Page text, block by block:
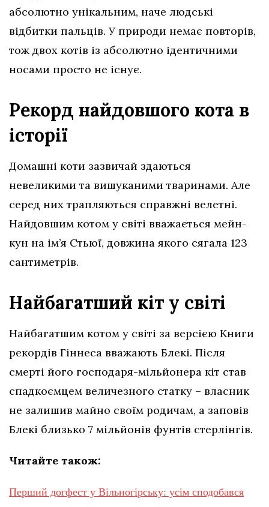
абсолютно унікальним, наче людські
відбитки пальців. У природи немає повторів,
тож двох котів із абсолютно ідентичними
носами просто не існує.
Рекорд найдовшого кота в
історії
Домашні коти зазвичай здаються
невеликими та вишуканими тваринами. Але
серед них трапляються справжні велетні.
Найдовшим котом у світі вважається мейн-
кун на ім’я Стьюї, довжина якого сягала 123
сантиметрів.
Найбагатший кіт у світі
Найбагатшим котом у світі за версією Книги
рекордів Гіннеса вважають Блекі. Після
смерті його господаря-мільйонера кіт став
спадкоємцем величезного статку – власник
не залишив майно своїм родичам, а заповів
Блекі близько 7 мільйонів фунтів стерлінгів.
Читайте також:
Перший догфест у Вільногірську: усім сподобався